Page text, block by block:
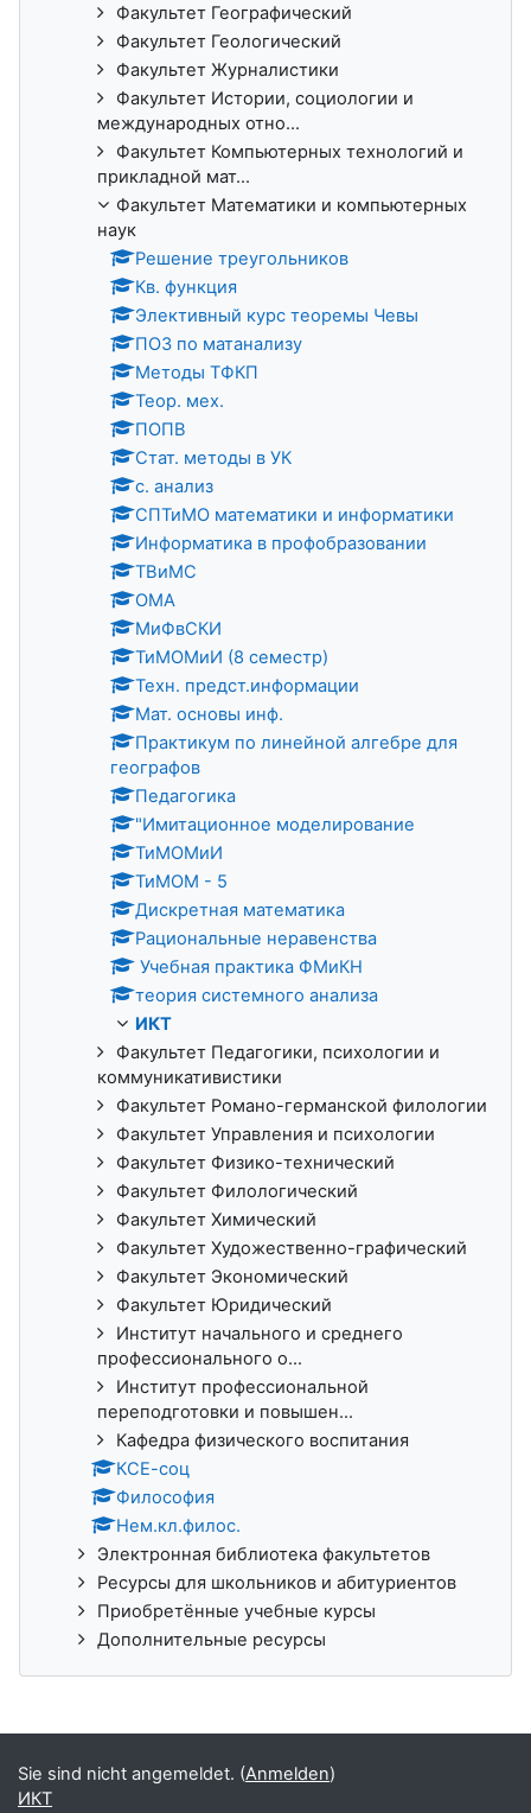
Факультет Географический
Факультет Геологический
Факультет Журналистики
Факультет Истории, социологии и
международных отно...
Факультет Компьютерных технологий и
прикладной мат...
Факультет Математики и компьютерных
наук
Решение треугольников
Кв. функция
Элективный курс теоремы Чевы
ПОЗ по матанализу
Методы ТФКП
Теор. мех.
ПОПВ
Стат. методы в УК
с. анализ
СПТиМО математики и информатики
Информатика в профобразовании
ТВиМС
ОМА
МиФвСКИ
ТиМОМиИ (8 семестр)
Техн. предст.информации
Мат. основы инф.
Практикум по линейной алгебре для
географов
Педагогика
"Имитационное моделирование
ТиМОМиИ
ТиМОМ - 5
Дискретная математика
Рациональные неравенства
Учебная практика ФМиКН
теория системного анализа
ИКТ
Факультет Педагогики, психологии и
коммуникативистики
Факультет Романо-германской филологии
Факультет Управления и психологии
Факультет Физико-технический
Факультет Филологический
Факультет Химический
Факультет Художественно-графический
Факультет Экономический
Факультет Юридический
Институт начального и среднего
профессионального о...
Институт профессиональной
переподготовки и повышен...
Кафедра физического воспитания
КСЕ-соц
Философия
Нем.кл.филос.
Электронная библиотека факультетов
Ресурсы для школьников и абитуриентов
Приобретённые учебные курсы
Дополнительные ресурсы
Sie sind nicht angemeldet. (Anmelden)
ИКТ